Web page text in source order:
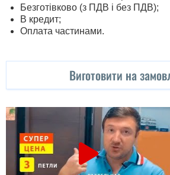
Безготівково (з ПДВ і без ПДВ);
В кредит;
Оплата частинами.
Виготовити на